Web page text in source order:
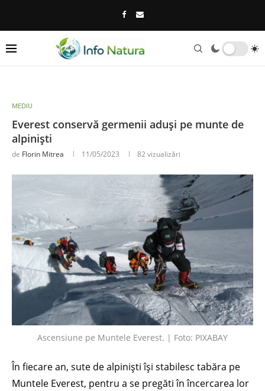
MEDIU
Everest conservă germenii aduși pe munte de
alpiniști
de Florin Mitrea 11/05/2023 82 vizualizări
Ascensiune pe Muntele Everest. | Foto: PIXABAY
În fiecare an, sute de alpiniști își stabilesc tabăra pe
Muntele Everest, pentru a se pregăti în încercarea lor